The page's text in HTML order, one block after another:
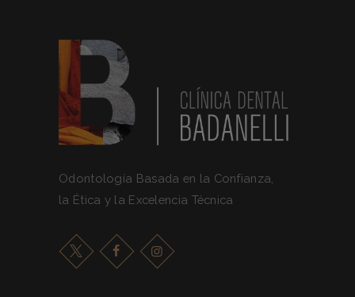
Odontología Basada en la Confianza,
la Ética y la Excelencia Técnica